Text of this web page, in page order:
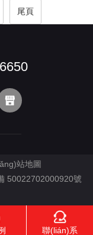
尾頁
站地圖
50022702000920號
聯(lián)系